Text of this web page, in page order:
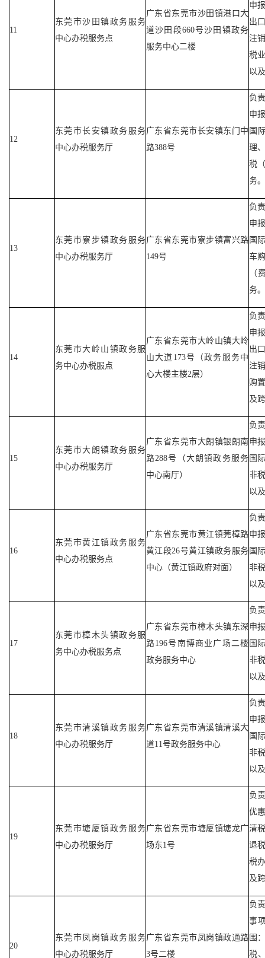
11
东莞市沙田镇政务服务
中心办税服务点
广东省东莞市沙田镇港口大
道沙田段660号沙田镇政务
服务中心二楼
申
出
注
税
以
12
东莞市长安镇政务服务
中心办税服务厅
广东省东莞市长安镇东门中
路388号
负
申
国
理
税
务。
13
东莞市寮步镇政务服务
中心办税服务厅
广东省东莞市寮步镇富兴路
149号
负
申
国
车
（
务。
14
东莞市大岭山镇政务服
务中心办税服点
广东省东莞市大岭山镇大岭
山大道173号（政务服务中
心大楼主楼2层）
负
申
出
注
购
及
15
东莞市大朗镇政务服务
中心办税服务厅
广东省东莞市大朗镇银朗南
路288号（大朗镇政务服务
中心南厅）
负
申
国
非
以
16
东莞市黄江镇政务服务
中心办税服务点
广东省东莞市黄江镇莞樟路
黄江段26号黄江镇政务服务
中心（黄江镇政府对面）
负
申
国
非
以
17
东莞市樟木头镇政务服
务中心办税服务点
广东省东莞市樟木头镇东深
路196号南博商业广场二楼
政务服务中心
负
申
国
非
以
18
东莞市清溪镇政务服务
中心办税服务厅
广东省东莞市清溪镇清溪大
道11号政务服务中心
负
申
国
非
以
19
东莞市塘厦镇政务服务
中心办税服务厅
广东省东莞市塘厦镇塘龙广
场东1号
负
优
清
退
税
及
20
东莞市凤岗镇政务服务
中心办税服务厅
广东省东莞市凤岗镇政通路
3号二楼
负
事
围
税